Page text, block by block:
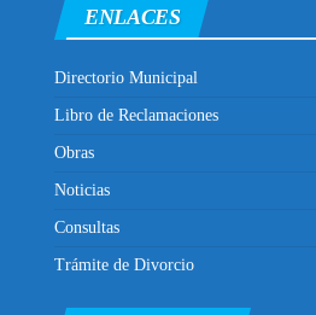
ENLACES
Directorio Municipal
Libro de Reclamaciones
Obras
Noticias
Consultas
Trámite de Divorcio